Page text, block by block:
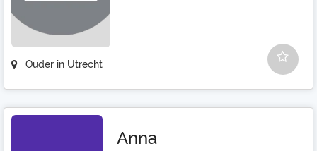
Ouder in Utrecht
Anna